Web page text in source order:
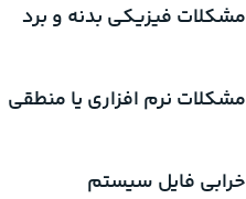
مشکلات فیزیکی بدنه و برد
مشکلات نرم افزاری یا منطقی
خرابی فایل سیستم